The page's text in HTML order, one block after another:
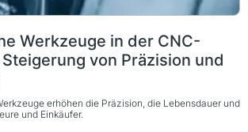
Werkzeuge in der CNC-
von Präzision und
erhöhen die Präzision, die Lebensdauer und
und Einkäufer.